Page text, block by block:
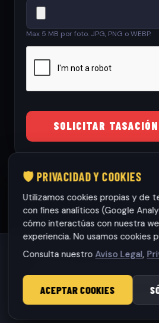
Max 5 MB por foto. JPG, PNG o WEBP.
SOLICITAR
© 2026 RamonCars. Todos los
🛡️ PRIVACIDAD Y COOKIES
Utilizamos cookies propias y de
con fines analíticos (Google
cómo interactúas con nuestra
experiencia. No usamos cookies
Consulta nuestroAviso Legal,
ACEPTAR COOKIES